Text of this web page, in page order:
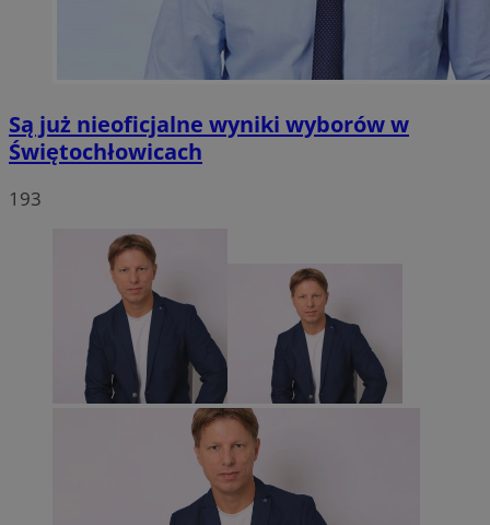
Są już nieoficjalne wyniki wyborów w
Świętochłowicach
193